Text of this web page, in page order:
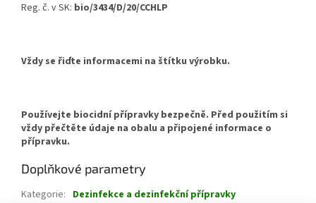
Reg. č. v SK: bio/3434/D/20/CCHLP​
Vždy se řiďte informacemi na štítku výrobku.
Používejte biocidní přípravky bezpečně. Před použitím si
vždy přečtěte údaje na obalu a připojené informace o
přípravku.​
Doplňkové parametry
Kategorie: Dezinfekce a dezinfekční přípravky